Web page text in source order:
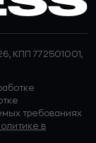
КПП 772501001,
требованиях
в